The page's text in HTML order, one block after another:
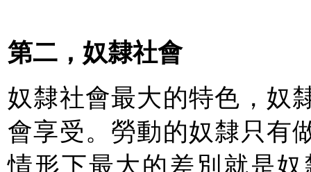
第二，奴隸社會
奴隸社會最大的特色，奴
會享受。勞動的奴隸只有
情形下最大的差別就是